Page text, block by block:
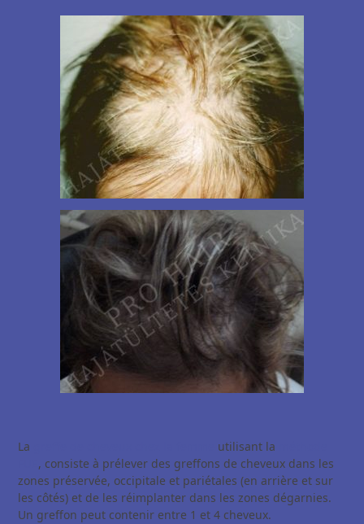
La utilisant la
, consiste à prélever des greffons de cheveux dans les
zones préservée, occipitale et pariétales (en arrière et sur
les côtés) et de les réimplanter dans les zones dégarnies.
Un greffon peut contenir entre 1 et 4 cheveux.